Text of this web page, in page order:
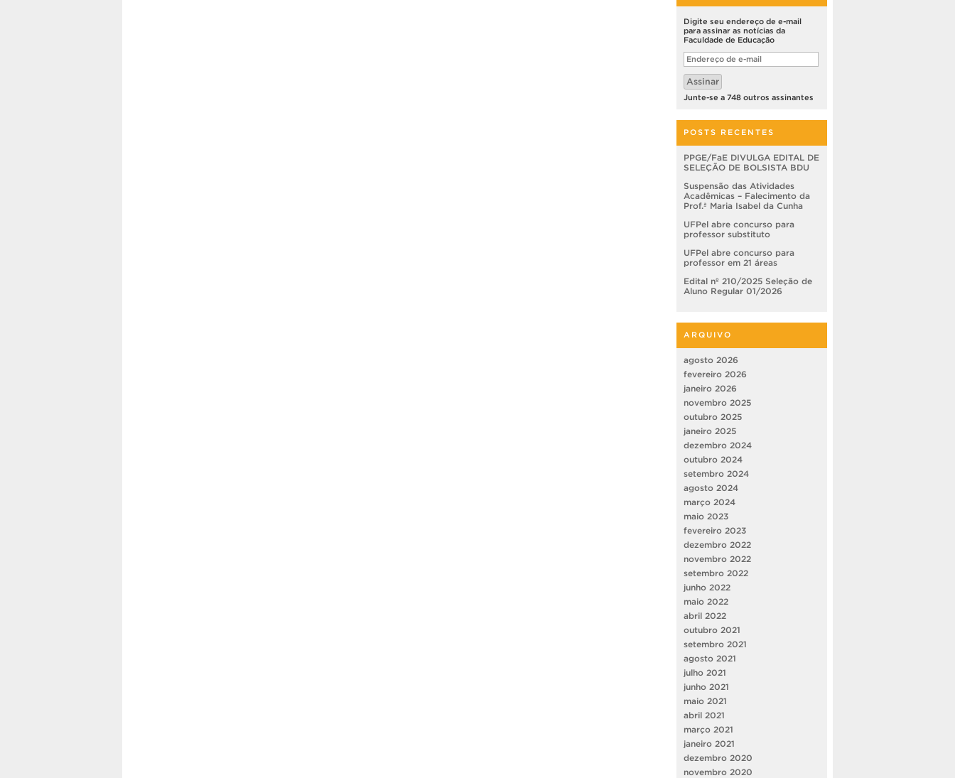
Digite seu endereço de e-mail
para assinar as notícias da
Faculdade de Educação
Endereço
de
e-
mail
Assinar
Junte-se a 748 outros assinantes
POSTS RECENTES
PPGE/FaE DIVULGA EDITAL DE
SELEÇÃO DE BOLSISTA BDU
Suspensão das Atividades
Acadêmicas – Falecimento da
Prof.ª Maria Isabel da Cunha
UFPel abre concurso para
professor substituto
UFPel abre concurso para
professor em 21 áreas
Edital nº 210/2025 Seleção de
Aluno Regular 01/2026
ARQUIVO
agosto 2026
fevereiro 2026
janeiro 2026
novembro 2025
outubro 2025
janeiro 2025
dezembro 2024
outubro 2024
setembro 2024
agosto 2024
março 2024
maio 2023
fevereiro 2023
dezembro 2022
novembro 2022
setembro 2022
junho 2022
maio 2022
abril 2022
outubro 2021
setembro 2021
agosto 2021
julho 2021
junho 2021
maio 2021
abril 2021
março 2021
janeiro 2021
dezembro 2020
novembro 2020